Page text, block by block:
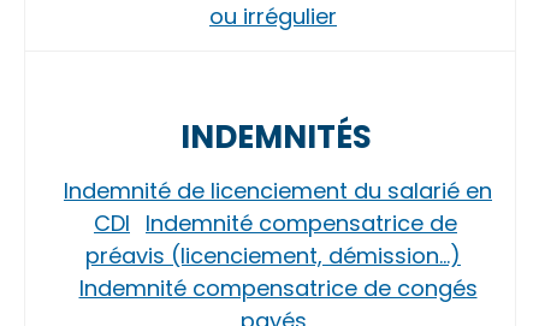
ou irrégulier
INDEMNITÉS
Indemnité de licenciement du salarié en
CDI Indemnité compensatrice de
préavis (licenciement, démission…)
Indemnité compensatrice de congés